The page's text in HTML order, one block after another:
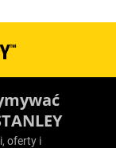
oferty i